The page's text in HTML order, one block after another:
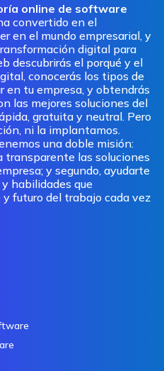
online de software
convertido en el
en el mundo empresarial, y
digital para
descubrirás el porqué y el
conocerás los tipos de
en tu empresa, y obtendrás
las mejores soluciones del
gratuita y neutral. Pero
ni la implantamos.
una doble misión:
transparente las soluciones
y segundo, ayudarte
habilidades que
futuro del trabajo cada vez